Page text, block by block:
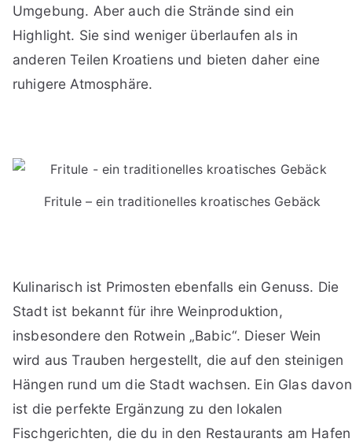
Umgebung. Aber auch die Strände sind ein
Highlight. Sie sind weniger überlaufen als in
anderen Teilen Kroatiens und bieten daher eine
ruhigere Atmosphäre.
Fritule – ein traditionelles kroatisches Gebäck
Kulinarisch ist Primosten ebenfalls ein Genuss. Die
Stadt ist bekannt für ihre Weinproduktion,
insbesondere den Rotwein „Babic“. Dieser Wein
wird aus Trauben hergestellt, die auf den steinigen
Hängen rund um die Stadt wachsen. Ein Glas davon
ist die perfekte Ergänzung zu den lokalen
Fischgerichten, die du in den Restaurants am Hafen